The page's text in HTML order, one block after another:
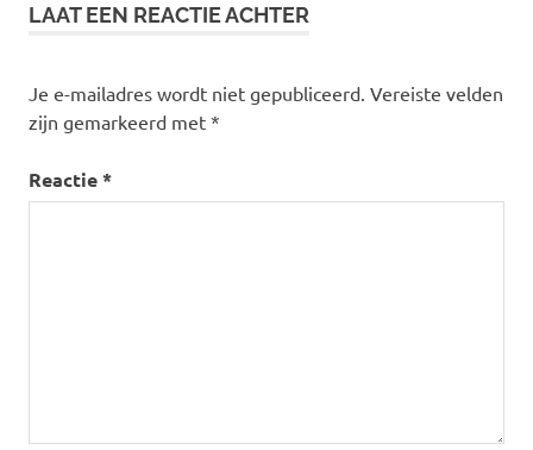
LAAT EEN REACTIE ACHTER
Je e-mailadres wordt niet gepubliceerd. Vereiste velden
zijn gemarkeerd met *
Reactie*